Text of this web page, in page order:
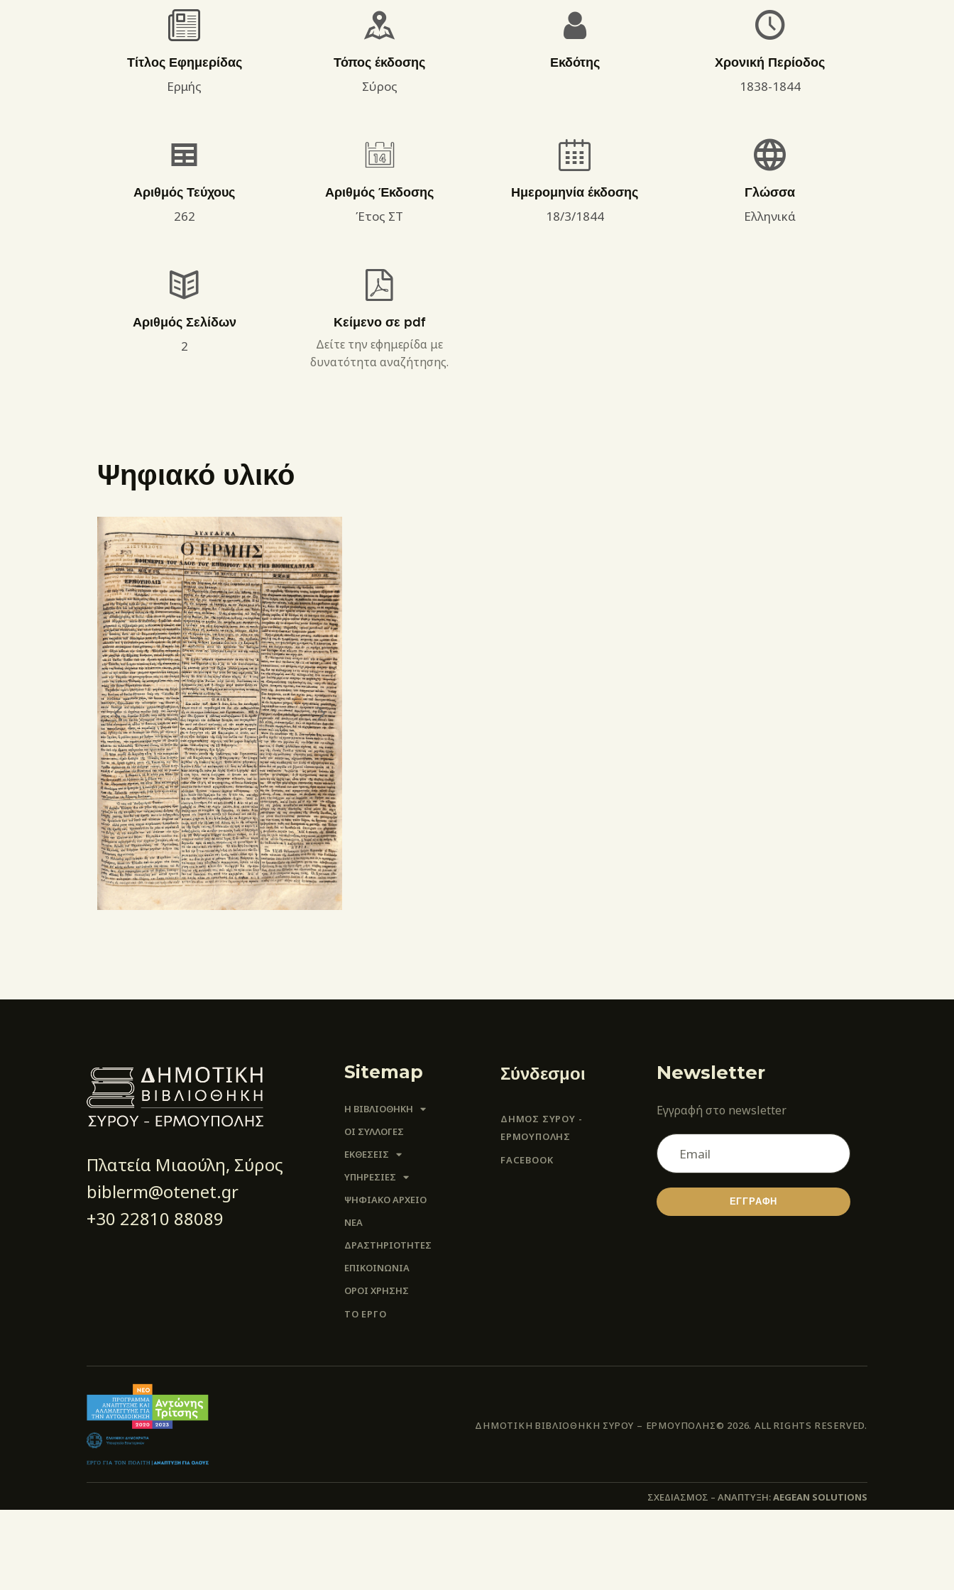
Τίτλος Εφημερίδας
Ερμής
Τόπος έκδοσης
Σύρος
Εκδότης
Χρονική Περίοδος
1838-1844
Αριθμός Τεύχους
262
Αριθμός Έκδοσης
Έτος ΣΤ
Ημερομηνία έκδοσης
18/3/1844
Γλώσσα
Ελληνικά
Αριθμός Σελίδων
2
Κείμενο σε pdf
Δείτε την εφημερίδα με
δυνατότητα αναζήτησης.
Ψηφιακό υλικό
Πλατεία Μιαούλη, Σύρος
biblerm@otenet.gr
+30 22810 88089
Sitemap
Η ΒΙΒΛΙΟΘΗΚΗ
ΟΙ ΣΥΛΛΟΓΈΣ
ΕΚΘΕΣΕΙΣ
ΥΠΗΡΕΣΙΕΣ
ΨΗΦΙΑΚΌ ΑΡΧΕΊΟ
ΝΕΑ
ΔΡΑΣΤΗΡΙΟΤΗΤΕΣ
ΕΠΙΚΟΙΝΩΝΊΑ
ΌΡΟΙ ΧΡΉΣΗΣ
ΤΟ ΕΡΓΟ
Σύνδεσμοι
ΔΗΜΟΣ ΣΥΡΟΥ -
ΕΡΜΟΎΠΟΛΗΣ
FACEBOOK
Newsletter
Εγγραφή στο newsletter
ΕΓΓΡΑΦΗ
ΔΗΜΟΤΙΚΗ ΒΙΒΛΙΟΘΗΚΗ ΣΥΡΟΥ – ΕΡΜΟΥΠΟΛΗΣ© 2026. ALL RIGHTS RESERVED.
ΣΧΕΔΙΑΣΜΟΣ – ΑΝΑΠΤΥΞΗ:AEGEAN SOLUTIONS